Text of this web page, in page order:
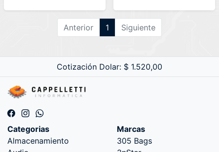
BB7000XTC-ARG)
(BT54282)
Anterior
1 Siguiente
Cotización Dolar: $ 1.520,00
Categorias
Almacenamiento
Marcas
305 Bags